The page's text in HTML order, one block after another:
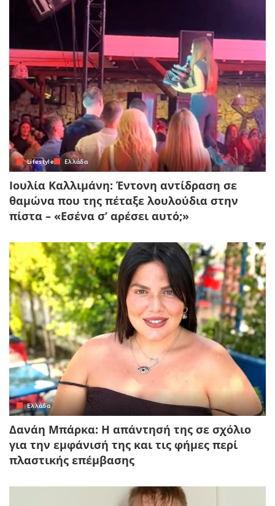
Lifestyle Ελλάδα
Ιουλία Καλλιμάνη: Έντονη αντίδραση σε
θαμώνα που της πέταξε λουλούδια στην
πίστα – «Εσένα σ’ αρέσει αυτό;»
Ελλάδα
Δανάη Μπάρκα: Η απάντησή της σε σχόλιο
για την εμφάνισή της και τις φήμες περί
πλαστικής επέμβασης